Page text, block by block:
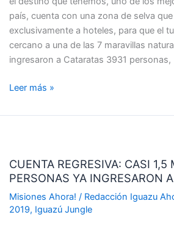
país, cuenta con una zona de selva
exclusivamente a hoteles, para que el
cercano a una de las 7 maravillas
ingresaron a Cataratas 3931 personas,
MILLÓN
500
MIL
Leer más »
CUENTA REGRESIVA: CASI 1,5
PERSONAS YA INGRESARON
Misiones Ahora! / Redacción Iguazu
2019, Iguazú Jungle
CASI
1,5
MILLONES
DE